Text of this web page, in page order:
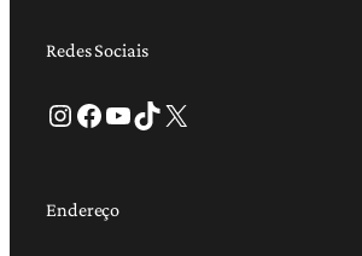
Redes Sociais
Instagram Facebook Youtube TikTok X
Endereço